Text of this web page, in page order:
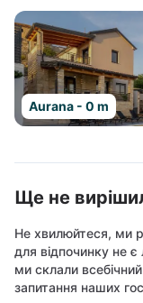
Aurana - 0 m
Ще не
Не хвилюйтеся, ми
для відпочинку не
ми склали всебічний
запитання наших